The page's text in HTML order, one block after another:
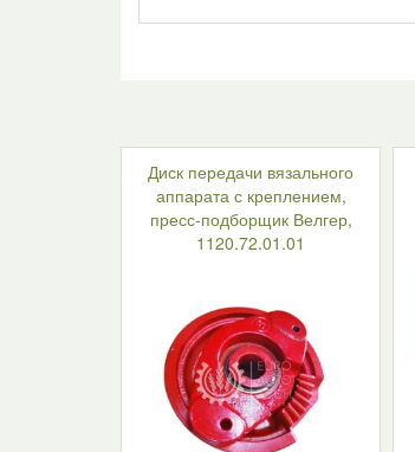
Диск передачи вязального
аппарата с креплением,
пресс-подборщик Велгер,
1120.72.01.01